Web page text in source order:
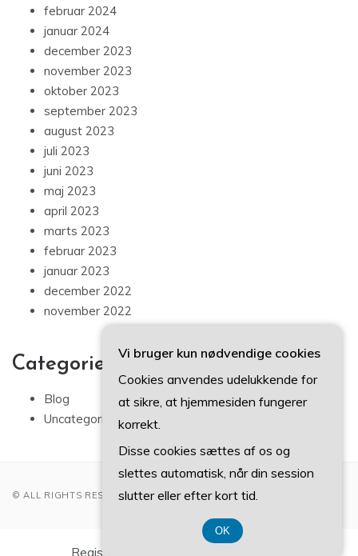
februar 2024
januar 2024
december 2023
november 2023
oktober 2023
september 2023
august 2023
juli 2023
juni 2023
maj 2023
april 2023
marts 2023
februar 2023
januar 2023
december 2022
november 2022
Categories
Blog
Uncategorized
© ALL RIGHTS RESERVED 2022
Registreringsnummer DK-374 077 39
Vi bruger kun nødvendige cookies
Cookies anvendes udelukkende for
at sikre, at hjemmesiden fungerer
korrekt.
Disse cookies sættes af os og
slettes automatisk, når din session
slutter eller efter kort tid.
OK